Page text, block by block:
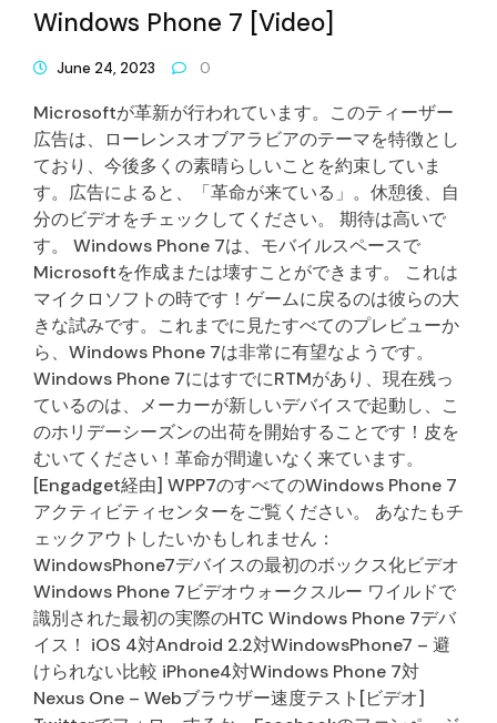
Windows Phone 7 [Video]
June 24, 2023 0
Microsoftが革新が行われています。このティーザー
広告は、ローレンスオブアラビアのテーマを特徴とし
ており、今後多くの素晴らしいことを約束していま
す。広告によると、「革命が来ている」。休憩後、自
分のビデオをチェックしてください。 期待は高いで
す。 Windows Phone 7は、モバイルスペースで
Microsoftを作成または壊すことができます。 これは
マイクロソフトの時です！ゲームに戻るのは彼らの大
きな試みです。これまでに見たすべてのプレビューか
ら、Windows Phone 7は非常に有望なようです。
Windows Phone 7にはすでにRTMがあり、現在残っ
ているのは、メーカーが新しいデバイスで起動し、こ
のホリデーシーズンの出荷を開始することです！皮を
むいてください！革命が間違いなく来ています。
[Engadget経由] WPP7のすべてのWindows Phone 7
アクティビティセンターをご覧ください。 あなたもチ
ェックアウトしたいかもしれません：
WindowsPhone7デバイスの最初のボックス化ビデオ
Windows Phone 7ビデオウォークスルー ワイルドで
識別された最初の実際のHTC Windows Phone 7デバ
イス！ iOS 4対Android 2.2対WindowsPhone7 – 避
けられない比較 iPhone4対Windows Phone 7対
Nexus One – Webブラウザー速度テスト[ビデオ]